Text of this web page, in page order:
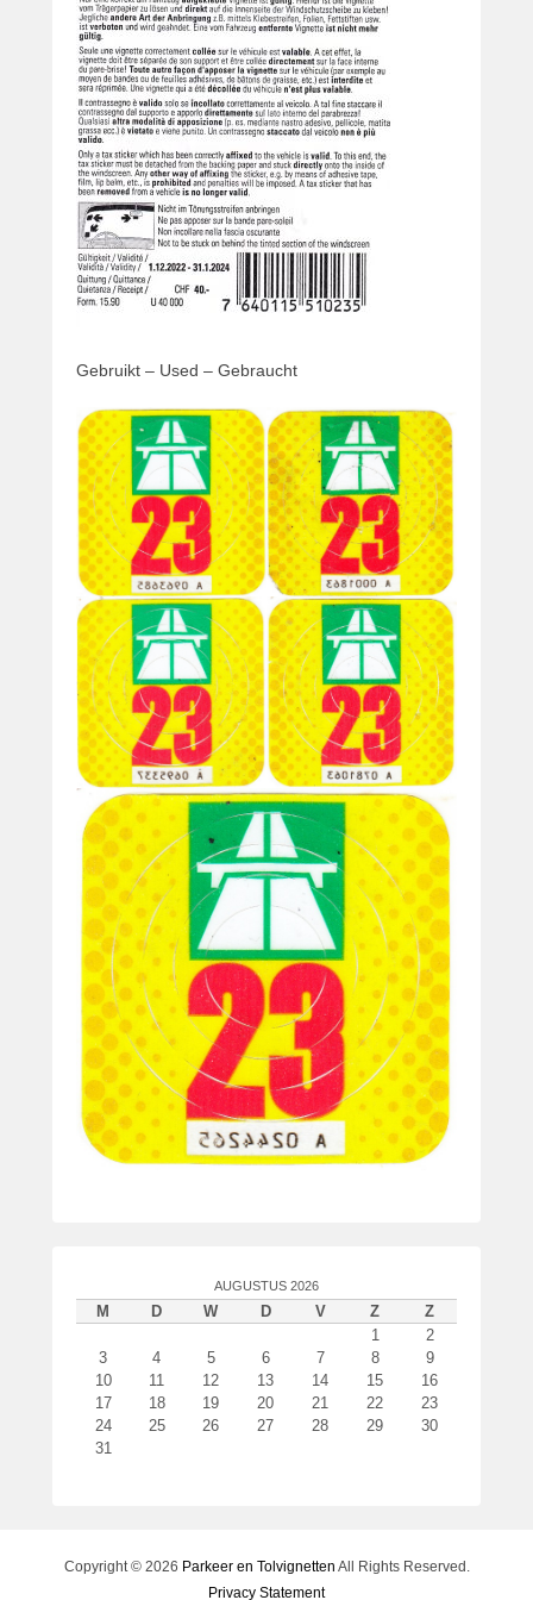
e
Gebruikt – Used – Gebraucht
AUGUSTUS 2026
M D W D V Z
Z
1
2
3
4 5 6 7 8
9
10
11 12 13 14 15
16
17
18 19 20 21 22
23
24
25 26 27 28 29
30
31
Copyright © 2026 Parkeer en Tolvignetten All Rights Reserved.
Privacy Statement